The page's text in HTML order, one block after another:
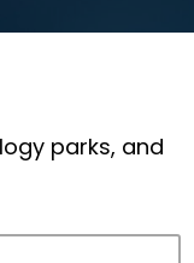
parks, and